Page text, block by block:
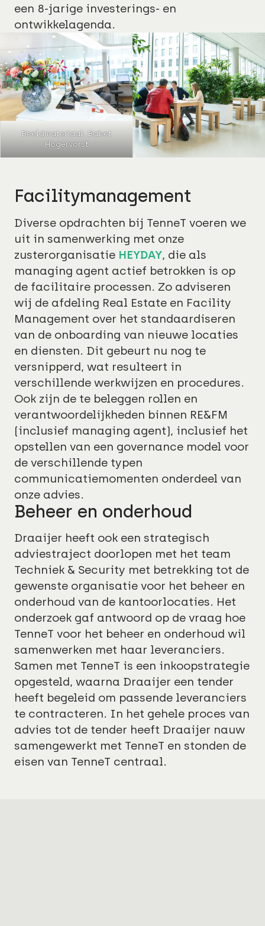
een 8-jarige investerings- en
ontwikkelagenda.
Beeldmateriaal: Babet
Hogervorst
Facilitymanagement
Diverse opdrachten bij TenneT voeren we
uit in samenwerking met onze
zusterorganisatie HEYDAY, die als
managing agent actief betrokken is op
de facilitaire processen. Zo adviseren
wij de afdeling Real Estate en Facility
Management over het standaardiseren
van de onboarding van nieuwe locaties
en diensten. Dit gebeurt nu nog te
versnipperd, wat resulteert in
verschillende werkwijzen en procedures.
Ook zijn de te beleggen rollen en
verantwoordelijkheden binnen RE&FM
(inclusief managing agent), inclusief het
opstellen van een governance model voor
de verschillende typen
communicatiemomenten onderdeel van
onze advies.
Beheer en onderhoud
Draaijer heeft ook een strategisch
adviestraject doorlopen met het team
Techniek & Security met betrekking tot de
gewenste organisatie voor het beheer en
onderhoud van de kantoorlocaties. Het
onderzoek gaf antwoord op de vraag hoe
TenneT voor het beheer en onderhoud wil
samenwerken met haar leveranciers.
Samen met TenneT is een inkoopstrategie
opgesteld, waarna Draaijer een tender
heeft begeleid om passende leveranciers
te contracteren. In het gehele proces van
advies tot de tender heeft Draaijer nauw
samengewerkt met TenneT en stonden de
eisen van TenneT centraal.